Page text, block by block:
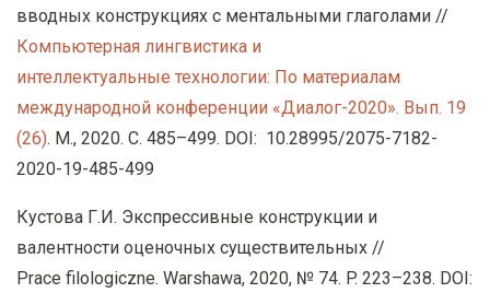
вводных конструкциях с ментальными глаголами //
Компьютерная лингвистика и
интеллектуальные технологии: По материалам
международной конференции «Диалог-2020». Вып. 19
(26). М., 2020. С. 485–499. DOI: 10.28995/2075-7182-
2020-19-485-499
Кустова Г.И. Экспрессивные конструкции и
валентности оценочных существительных //
Prace filologiczne. Warshawa, 2020, № 74. P. 223–238. DOI: